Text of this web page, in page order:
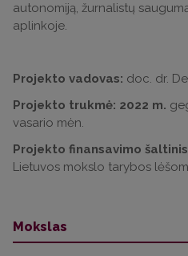
autonomiją, žurnalistų
aplinkoje.
Projekto vadovas: doc. dr.
Projekto trukmė: 2022 m.
vasario mėn.
Projekto finansavimo
Lietuvos mokslo tarybos
Mokslas